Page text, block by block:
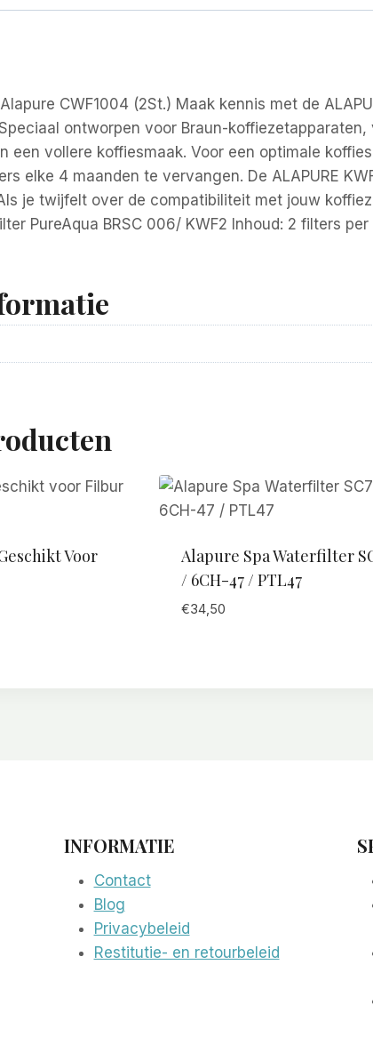
CWF1004 (2St.) Maak kennis met de
Speciaal ontworpen voor Braun-
een vollere koffiesmaak. Voor een optimale
elke 4 maanden te vervangen. De ALAPURE
je twijfelt over de compatibiliteit met jouw
PureAqua BRSC 006/ KWF2 Inhoud: 2 filters
Voor
Alapure Spa Waterfilter
/ 6CH-47 / PTL47
€34,50
INFORMATIE
Contact
Blog
Privacybeleid
Restitutie- en retourbeleid